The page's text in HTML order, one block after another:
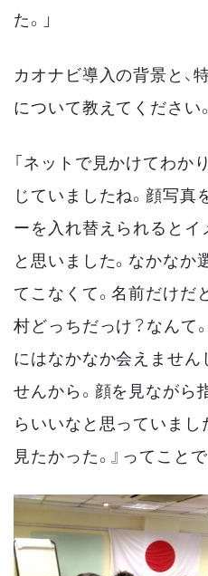
た。」
カオナビ導入の背景と、
について教えてください。
「ネットで見かけてわか
じていましたね。顔写
ーを入れ替えられると
と思いました。なかなか
てこなくて。名前だけだ
村どっちだっけ？なんて
にはなかなか会えません
せんから。顔を見ながら
らいいなと思っていまし
見たかった。』ってことで